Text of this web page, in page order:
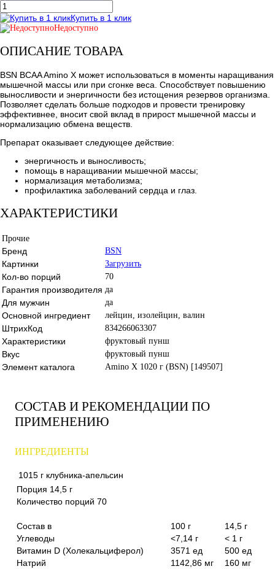
Купить в 1 клик
Недоступно
ОПИСАНИЕ ТОВАРА
BSN BCAA Amino X может использоваться в моменты наращивания
мышечной массы или при сгонке веса. Способствует повышению
выносливости и энергичности без истощения резервов организма.
Позволяет сделать больше подходов и провести тренировку
эффективнее, вносит свой вклад в прирост мышечной массы и
нормализацию обмена веществ.
Препарат оказывает следующее действие:
энергичность и выносливость;
помощь в наращивании мышечной массы;
нормализация метаболизма;
профилактика заболеваний сердца и глаз.
ХАРАКТЕРИСТИКИ
Прочие
Бренд BSN
Картинки Загрузить
Кол-во порций 70
Гарантия производителя да
Для мужчин да
Основной ингредиент лейцин, изолейцин, валин
ШтрихКод 834266063307
Характеристики фруктовый пунш
Вкус фруктовый пунш
Элемент каталога Amino X 1020 г (BSN) [149507]
СОСТАВ И РЕКОМЕНДАЦИИ ПО
ПРИМЕНЕНИЮ
ИНГРЕДИЕНТЫ
1015 г клубника-апельсин
Порция 14,5 г
Количество порций 70
Состав в 100 г
14,5 г
Углеводы
<7,14 г
< 1 г
Витамин D (Холекальциферол)
3571 ед
500 ед
Натрий
1142,86 мг 160 мг